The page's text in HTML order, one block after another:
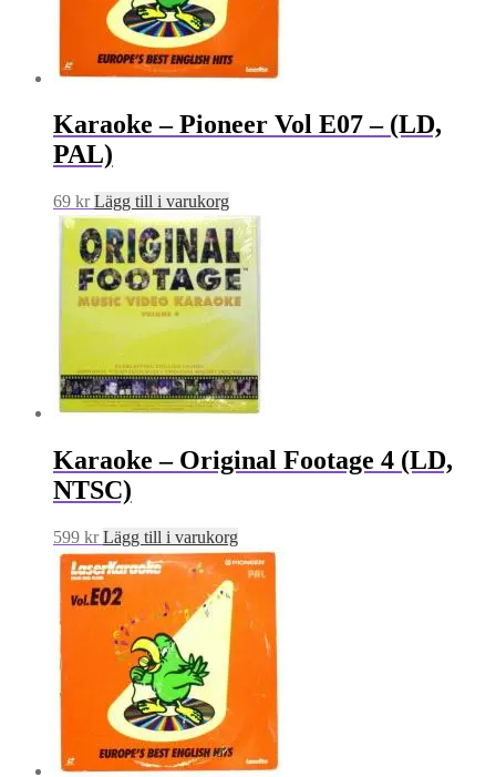
Karaoke – Pioneer Vol E07 – (LD,
PAL)
69 kr Lägg till i varukorg
Karaoke – Original Footage 4 (LD,
NTSC)
599 kr Lägg till i varukorg